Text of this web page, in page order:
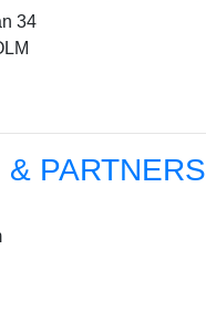
34
& PARTNERS